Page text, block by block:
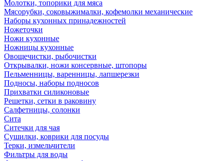
Молотки, топорики для мяса
Мясорубки, соковыжималки, кофемолки механические
Наборы кухонных принадежностей
Ножеточки
Ножи кухонные
Ножницы кухонные
Овощечистки, рыбочистки
Открывалки, ножи консервные, штопоры
Пельменницы, варенницы, лапшерезки
Подносы, наборы подносов
Прихватки силиконовые
Решетки, сетки в раковину
Салфетницы, солонки
Сита
Ситечки для чая
Сушилки, коврики для посуды
Терки, измельчители
Фильтры для воды